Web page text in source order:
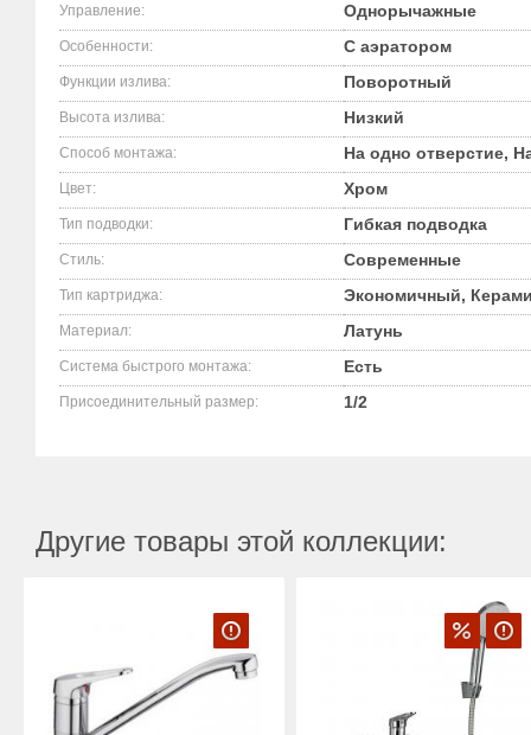
Управление: Однорычажные
Особенности: С аэратором
Функции излива: Поворотный
Высота излива: Низкий
Способ монтажа: На одно отверстие,
Цвет: Хром
Тип подводки: Гибкая подводка
Стиль: Современные
Тип картриджа: Экономичный,
Материал: Латунь
Система быстрого монтажа: Есть
Присоединительный размер: 1/2
Другие товары этой коллекции: